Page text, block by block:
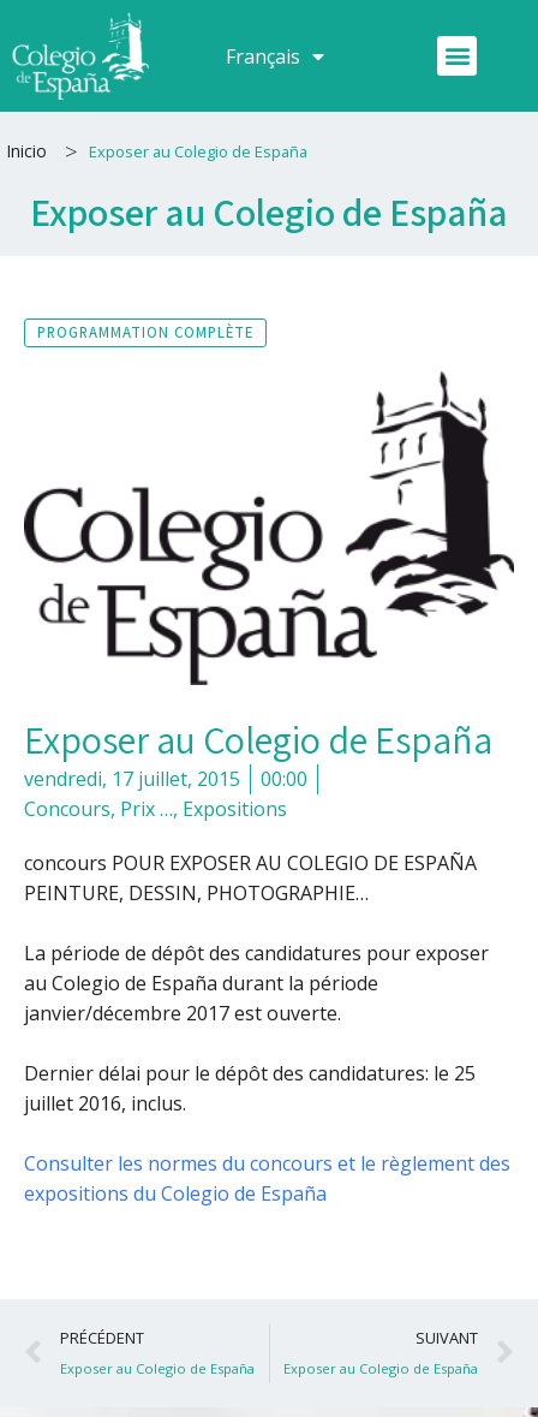
au
contenu
Français
Español Menu
Inicio > Exposer au Colegio de España
Exposer au Colegio de España
PROGRAMMATION COMPLÈTE
Exposer au Colegio de España
vendredi, 17 juillet, 2015
00:00
Concours, Prix …, Expositions
concours POUR EXPOSER AU COLEGIO DE ESPAÑA
PEINTURE, DESSIN, PHOTOGRAPHIE…
La période de dépôt des candidatures pour exposer
au Colegio de España durant la période
janvier/décembre 2017 est ouverte.
Dernier délai pour le dépôt des candidatures: le 25
juillet 2016, inclus.
Consulter les normes du concours et le règlement des
expositions du Colegio de España
Précédent
PRÉCÉDENT
Exposer au Colegio de España
SUIVANT
Exposer au Colegio de España